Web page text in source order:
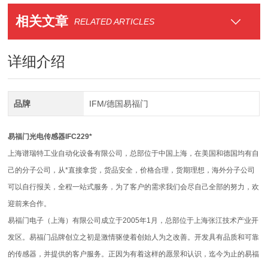
相关文章 RELATED ARTICLES
详细介绍
品牌 IFM/德国易福门
易福门光电传感器IFC229*
上海谱瑞特工业自动化设备有限公司，总部位于中国上海，在美国和德国均有自
己的分子公司，从*直接拿货，货品安全，价格合理，货期理想，海外分子公司
可以自行报关，全程一站式服务，为了客户的需求我们会尽自己全部的努力，欢
迎前来合作。
易福门电子（上海）有限公司成立于2005年1月，总部位于上海张江技术产业开
发区。易福门品牌创立之初是激情驱使着创始人为之改善。开发具有品质和可靠
的传感器，并提供的客户服务。正因为有着这样的愿景和认识，迄今为止的易福